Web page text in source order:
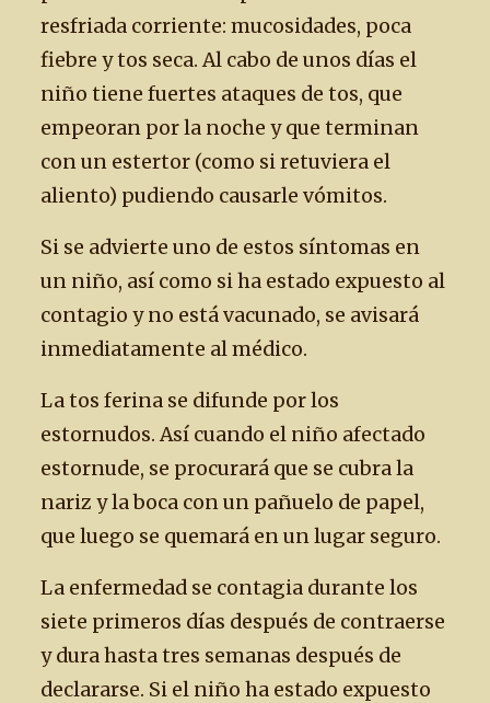
resfriada corriente: mucosidades, poca
fiebre y tos seca. Al cabo de unos días el
niño tiene fuertes ataques de tos, que
empeoran por la noche y que terminan
con un estertor (como si retuviera el
aliento) pudiendo causarle vómitos.
Si se advierte uno de estos síntomas en
un niño, así como si ha estado expuesto al
contagio y no está vacunado, se avisará
inmediatamente al médico.
La tos ferina se difunde por los
estornudos. Así cuando el niño afectado
estornude, se procurará que se cubra la
nariz y la boca con un pañuelo de papel,
que luego se quemará en un lugar seguro.
La enfermedad se contagia durante los
siete primeros días después de contraerse
y dura hasta tres semanas después de
declararse. Si el niño ha estado expuesto